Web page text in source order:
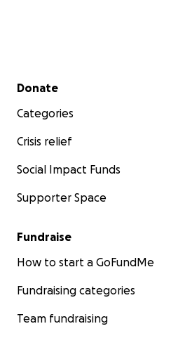
Secondary menu
Donate
Categories
Crisis relief
Social Impact Funds
Supporter Space
Fundraise
How to start a GoFundMe
Fundraising categories
Team fundraising